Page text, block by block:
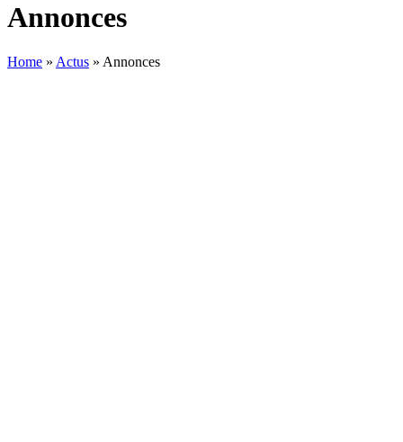
Annonces
Home » Actus » Annonces